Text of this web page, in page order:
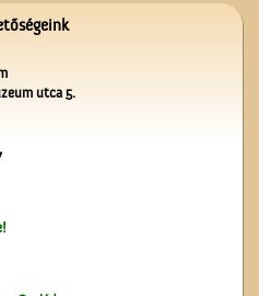
dr. Gombos
utcából
utca 5.